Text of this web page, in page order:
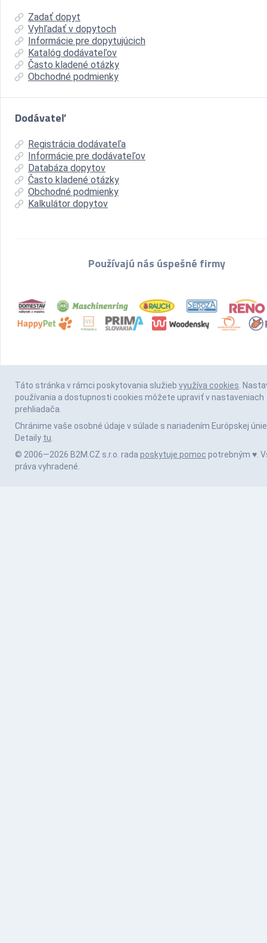
Zadať dopyt
Vyhľadať v dopytoch
Informácie pre dopytujúcich
Katalóg dodávateľov
Často kladené otázky
Obchodné podmienky
Dodávateľ
Registrácia dodávateľa
Informácie pre dodávateľov
Databáza dopytov
Často kladené otázky
Obchodné podmienky
Kalkulátor dopytov
Používajú nás úspešné firmy
Táto stránka v rámci poskytovania služieb využíva cookies.
používania a dostupnosti cookies môžete upraviť v nastaveniach
prehliadača.
Chránime vaše osobné údaje v súlade s nariadením Európskej únie
Detaily tu.
© 2006—2026 B2M.CZ s.r.o. rada poskytuje pomoc potrebným ♥️.
práva vyhradené.